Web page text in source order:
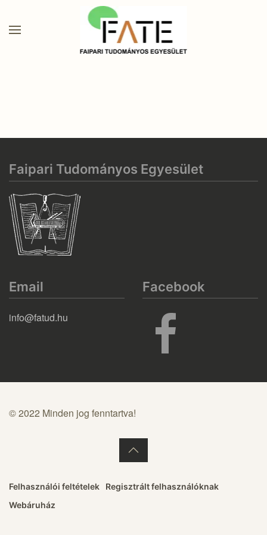
Faipari Tudományos Egyesület
Email
info@fatud.hu
Facebook
© 2022 Minden jog fenntartva!
Felhasználói feltételek
Regisztrált felhasználóknak
Webáruház